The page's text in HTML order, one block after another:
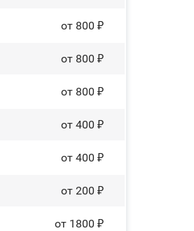
от 800 ₽
от 800 ₽
от 800 ₽
от 400 ₽
от 400 ₽
от 200 ₽
от 1800 ₽